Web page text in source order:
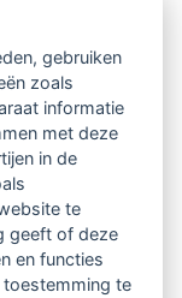
3
dit inclusief
een
kan ik
gebruiken
zoals
informatie
met deze
in de
te
geeft of deze
en functies
toestemming te